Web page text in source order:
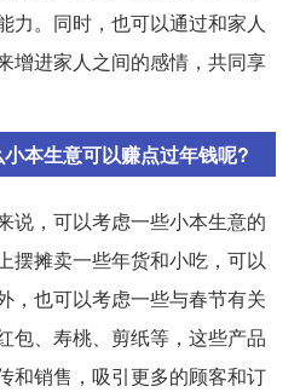
力。同时，也可以通过和家人
增进家人之间的感情，共同享
本生意可以赚点过年钱呢?
说，可以考虑一些小本生意的
摆摊卖一些年货和小吃，可以
，也可以考虑一些与春节有关
包、寿桃、剪纸等，这些产品
和销售，吸引更多的顾客和订